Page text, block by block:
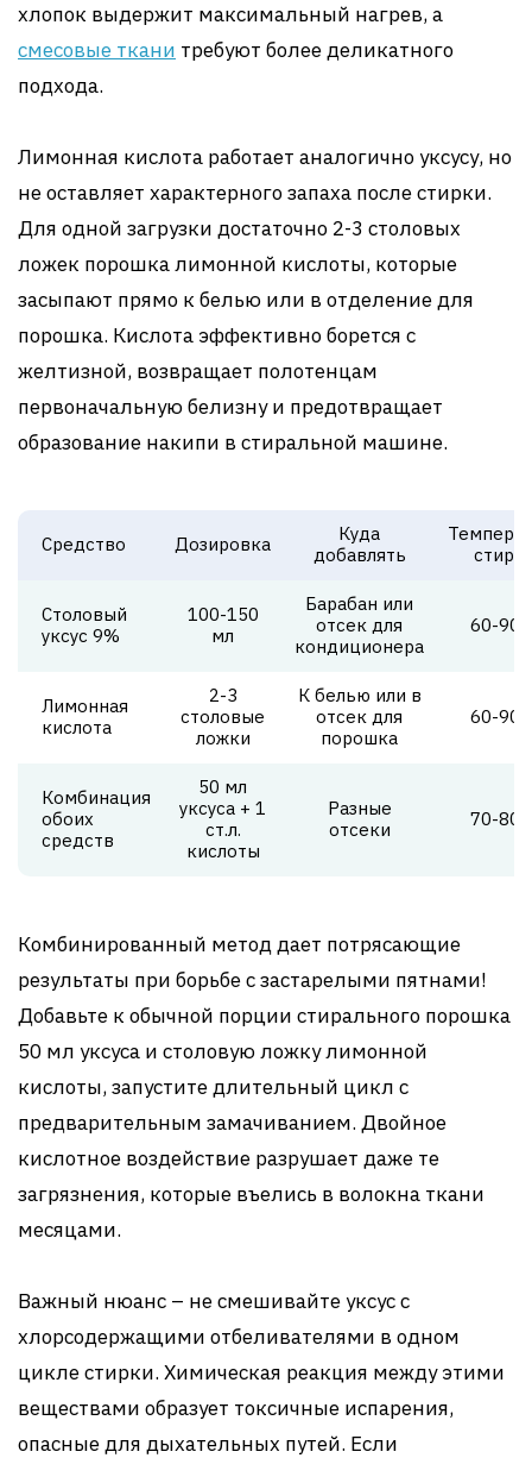
хлопок выдержит максимальный нагрев, а
смесовые ткани требуют более деликатного
подхода.
Лимонная кислота работает аналогично уксусу, но
не оставляет характерного запаха после стирки.
Для одной загрузки достаточно 2-3 столовых
ложек порошка лимонной кислоты, которые
засыпают прямо к белью или в отделение для
порошка. Кислота эффективно борется с
желтизной, возвращает полотенцам
первоначальную белизну и предотвращает
образование накипи в стиральной машине.
Средство Дозировка
Куда
добавлять
Столовый
уксус 9%
100-150
мл
Барабан или
отсек для
кондиционера
60-
Лимонная
кислота
2-3
столовые
ложки
К белью или в
отсек для
порошка
60-
Комбинация
обоих
средств
50 мл
уксуса + 1
ст.л.
кислоты
Разные
отсеки
70-
Комбинированный метод дает потрясающие
результаты при борьбе с застарелыми пятнами!
Добавьте к обычной порции стирального порошка
50 мл уксуса и столовую ложку лимонной
кислоты, запустите длительный цикл с
предварительным замачиванием. Двойное
кислотное воздействие разрушает даже те
загрязнения, которые въелись в волокна ткани
месяцами.
Важный нюанс – не смешивайте уксус с
хлорсодержащими отбеливателями в одном
цикле стирки. Химическая реакция между этими
веществами образует токсичные испарения,
опасные для дыхательных путей. Если